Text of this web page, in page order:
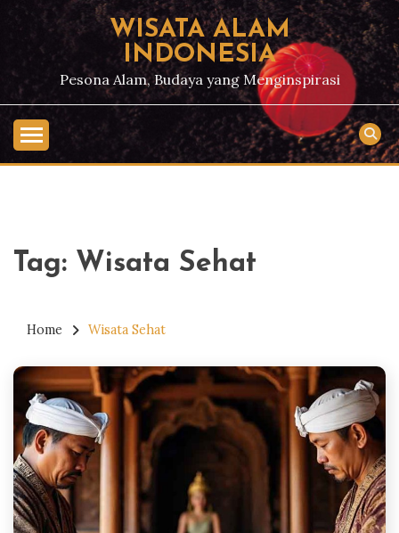
Skip
content
WISATA ALAM
INDONESIA
Pesona Alam, Budaya yang Menginspirasi
Tag: Wisata Sehat
Home Wisata Sehat